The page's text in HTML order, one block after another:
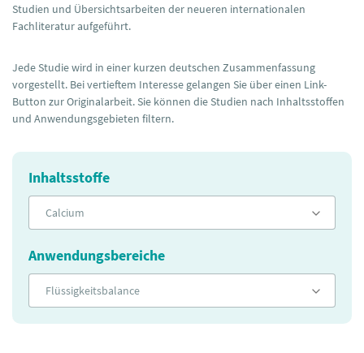
Studien und Übersichtsarbeiten der neueren internationalen
Fachliteratur aufgeführt.
Jede Studie wird in einer kurzen deutschen Zusammenfassung
vorgestellt. Bei vertieftem Interesse gelangen Sie über einen Link-
Button zur Originalarbeit. Sie können die Studien nach Inhaltsstoffen
und Anwendungsgebieten filtern.
Inhaltsstoffe
Calcium
Anwendungsbereiche
Flüssigkeitsbalance